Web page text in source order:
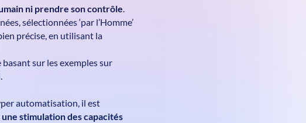
ni prendre son contrôle.
sélectionnées ‘par l’Homme’
précise, en utilisant la
sur les exemples sur
automatisation, il est
stimulation des capacités